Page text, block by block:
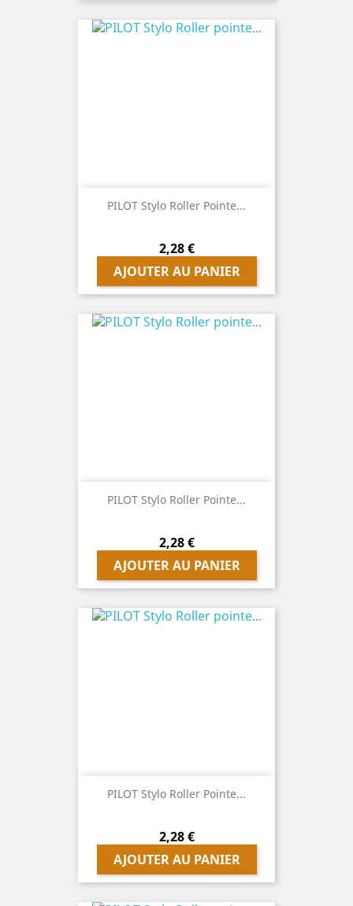
PILOT Stylo Roller Pointe...
Prix
2,28 €
AJOUTER AU PANIER
PILOT Stylo Roller Pointe...
Prix
2,28 €
AJOUTER AU PANIER
PILOT Stylo Roller Pointe...
Prix
2,28 €
AJOUTER AU PANIER